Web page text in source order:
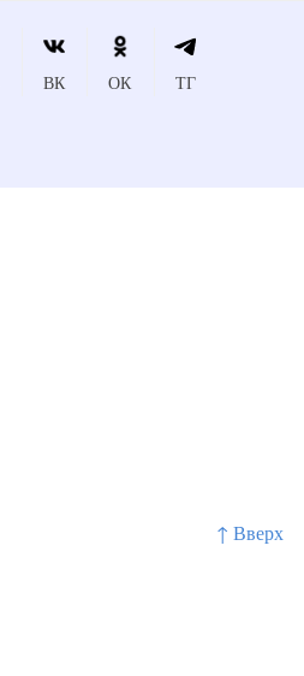
↑ Вверх
ВК ОК ТГ